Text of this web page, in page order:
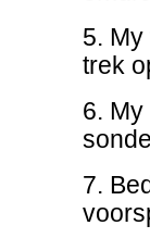
5.
trek
6.
7.